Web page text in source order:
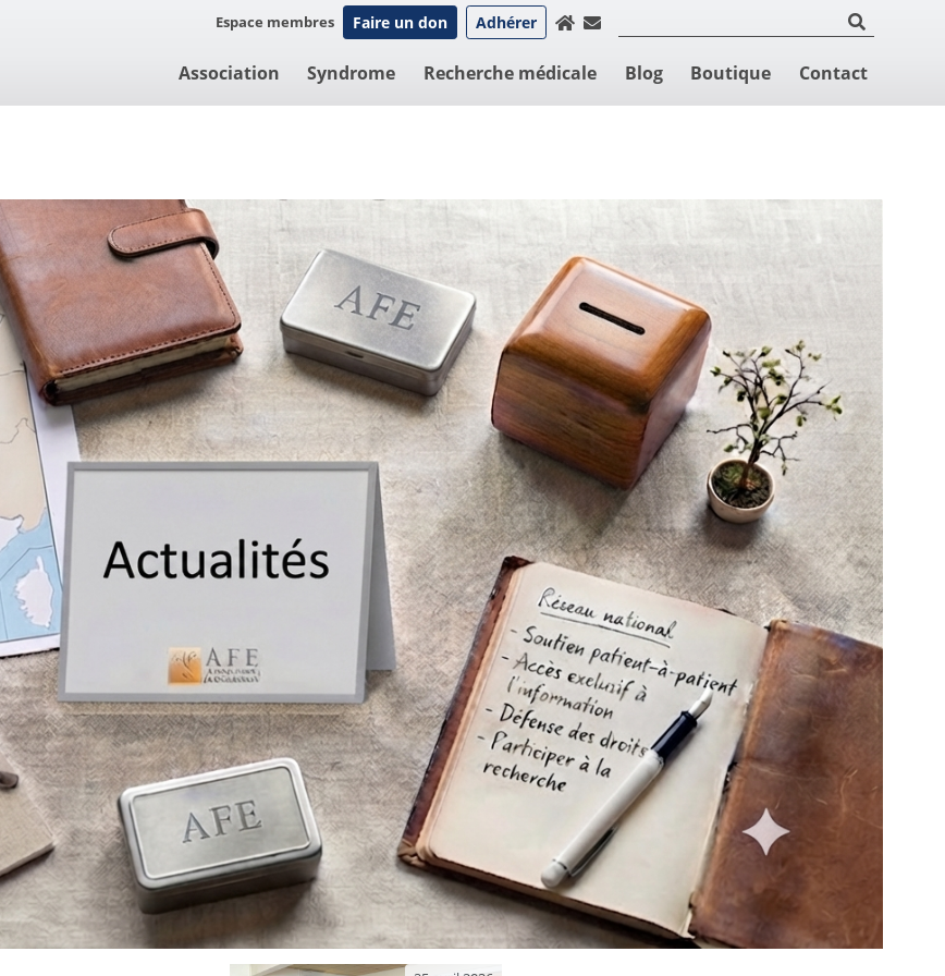
Espace membres Faire un don Adhérer
Association Syndrome Recherche médicale Blog Boutique Contact